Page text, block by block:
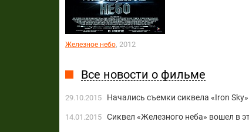
Железное небо, 2012
Все новости о фильме
29.10.2015 Начались съемки сиквела «Iron Sky»
14.01.2015 Сиквел «Железного неба» вошел в